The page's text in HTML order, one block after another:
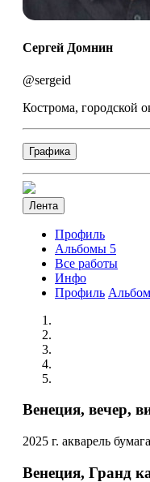
Сергей Домнин
@sergeid
Кострома, городской
Графика
Лента
Профиль
Альбомы 5
Все работы
Инфо
Профиль
Венеция, вечер,
2025 г. акварель
Венеция, Гранд